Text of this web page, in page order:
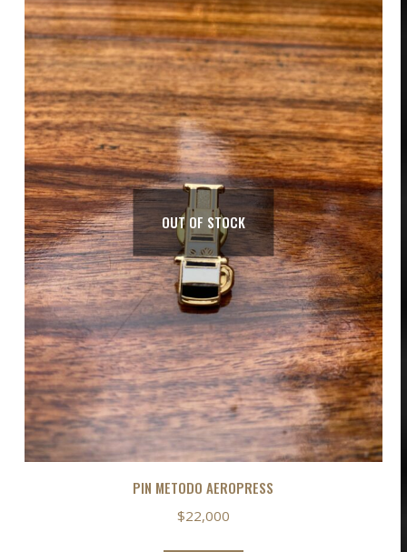
OUT OF STOCK
PIN METODO AEROPRESS
$22,000